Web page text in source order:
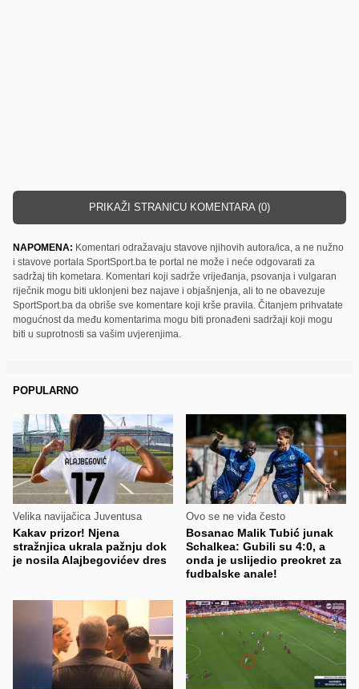
PRIKAŽI STRANICU KOMENTARA (0)
NAPOMENA: Komentari odražavaju stavove njihovih autora/ica, a ne nužno
i stavove portala SportSport.ba te portal ne može i neće odgovarati za
sadržaj tih kometara. Komentari koji sadrže vrijeđanja, psovanja i vulgaran
riječnik mogu biti uklonjeni bez najave i objašnjenja, ali to ne obavezuje
SportSport.ba da obriše sve komentare koji krše pravila. Čitanjem prihvatate
mogućnost da među komentarima mogu biti pronađeni sadržaji koji mogu
biti u suprotnosti sa vašim uvjerenjima.
POPULARNO
Velika navijačica Juventusa
Kakav prizor! Njena
stražnjica ukrala pažnju dok
je nosila Alajbegovićev dres
Ovo se ne viđa često
Bosanac Malik Tubić junak
Schalkea: Gubili su 4:0, a
onda je uslijedio preokret za
fudbalske anale!